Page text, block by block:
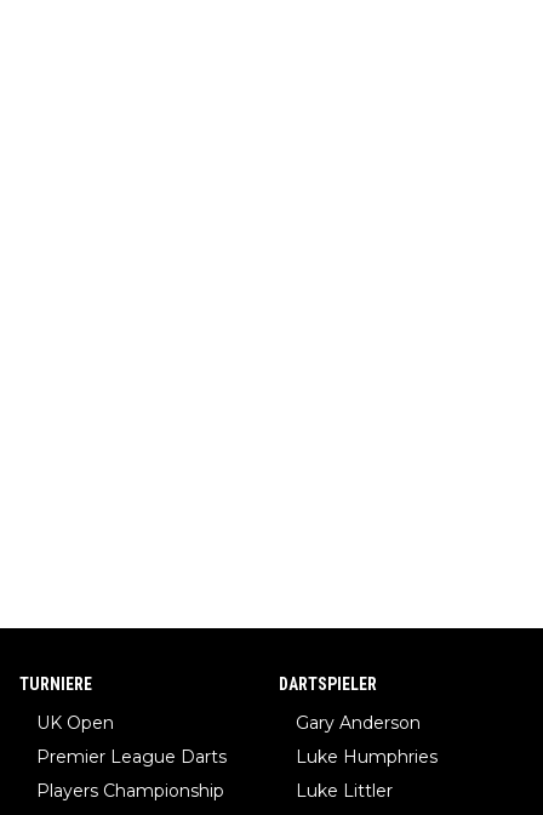
TURNIERE
UK Open
Premier League Darts
Players Championship
DARTSPIELER
Gary Anderson
Luke Humphries
Luke Littler